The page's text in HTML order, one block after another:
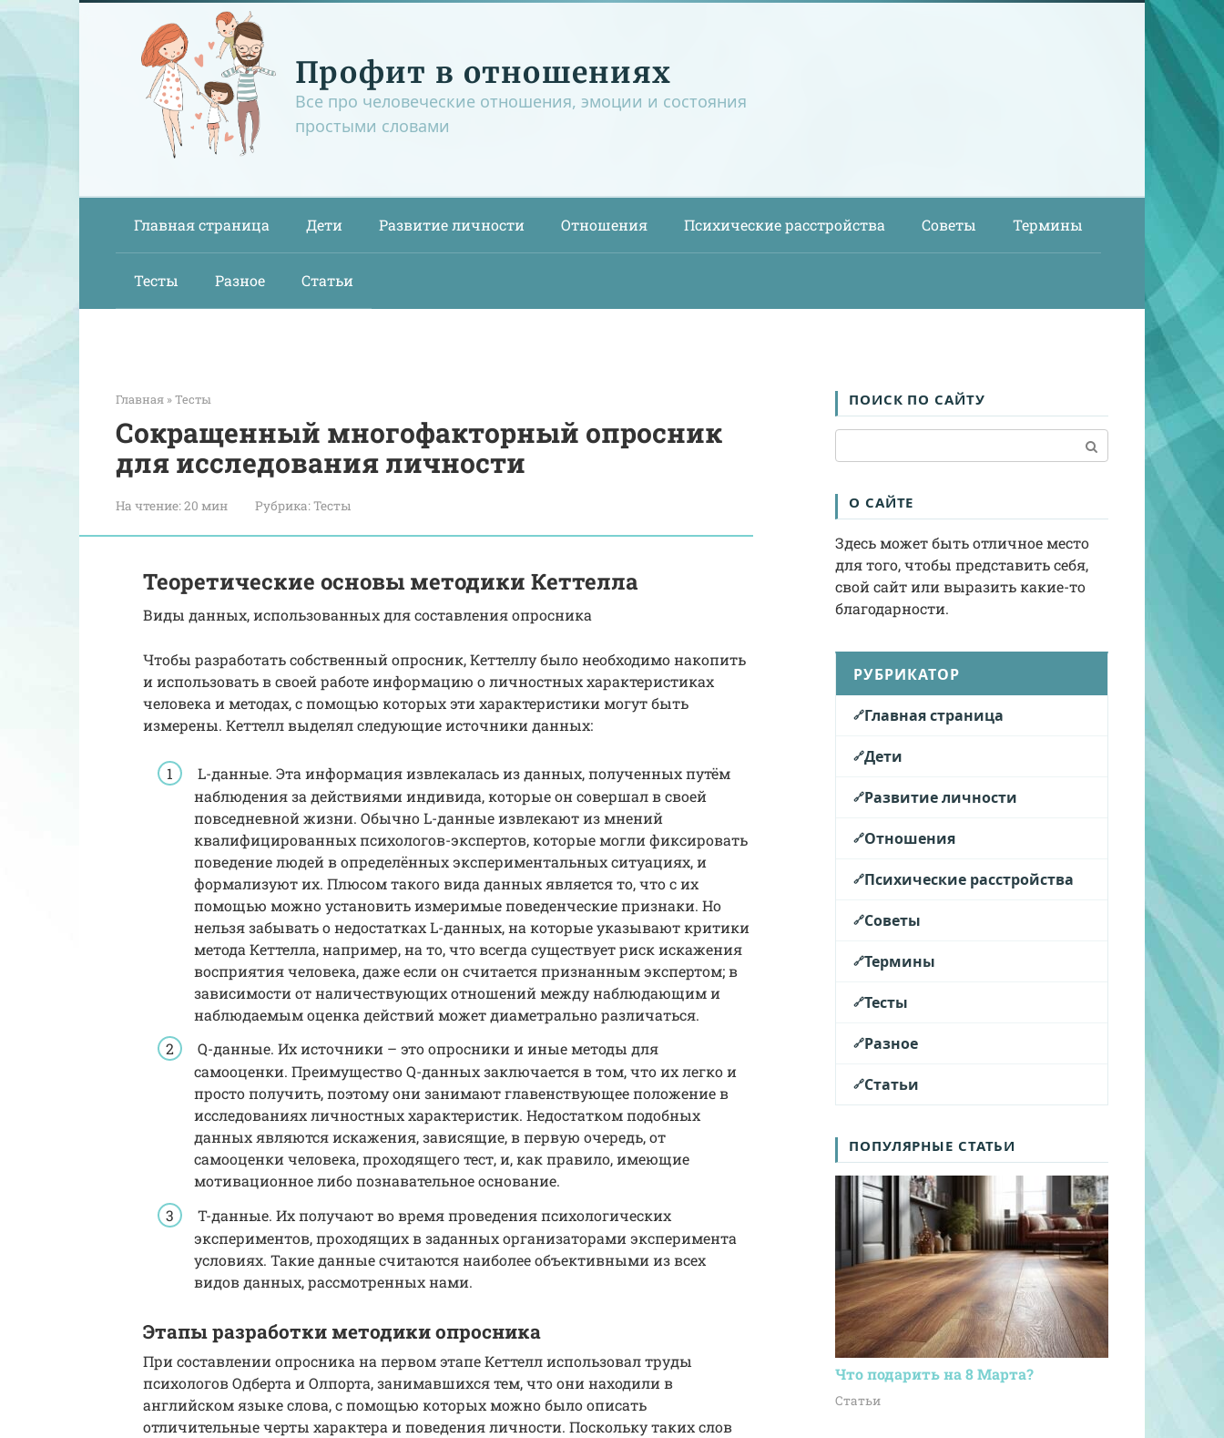
Перейти
Профит в отношениях
Все про человеческие отношения, эмоции и состояния
простыми словами
Главная страница Дети Развитие личности Отношения Психические расстройства Советы Термины
Тесты Разное Статьи
Главная »Тесты
Сокращенный многофакторный опросник
для исследования личности
На чтение:20 мин Рубрика:Тесты
Теоретические основы методики Кеттелла
Виды данных, использованных для составления опросника
Чтобы разработать собственный опросник, Кеттеллу было необходимо накопить
и использовать в своей работе информацию о личностных характеристиках
человека и методах, с помощью которых эти характеристики могут быть
измерены. Кеттелл выделял следующие источники данных:
L-данные. Эта информация извлекалась из данных, полученных путём
наблюдения за действиями индивида, которые он совершал в своей
повседневной жизни. Обычно L-данные извлекают из мнений
квалифицированных психологов-экспертов, которые могли фиксировать
поведение людей в определённых экспериментальных ситуациях, и
формализуют их. Плюсом такого вида данных является то, что с их
помощью можно установить измеримые поведенческие признаки. Но
нельзя забывать о недостатках L-данных, на которые указывают критики
метода Кеттелла, например, на то, что всегда существует риск искажения
восприятия человека, даже если он считается признанным экспертом; в
зависимости от наличествующих отношений между наблюдающим и
наблюдаемым оценка действий может диаметрально различаться.
Q-данные. Их источники – это опросники и иные методы для
самооценки. Преимущество Q-данных заключается в том, что их легко и
просто получить, поэтому они занимают главенствующее положение в
исследованиях личностных характеристик. Недостатком подобных
данных являются искажения, зависящие, в первую очередь, от
самооценки человека, проходящего тест, и, как правило, имеющие
мотивационное либо познавательное основание.
T-данные. Их получают во время проведения психологических
экспериментов, проходящих в заданных организаторами эксперимента
условиях. Такие данные считаются наиболее объективными из всех
видов данных, рассмотренных нами.
Этапы разработки методики опросника
При составлении опросника на первом этапе Кеттелл использовал труды
психологов Одберта и Олпорта, занимавшихся тем, что они находили в
английском языке слова, с помощью которых можно было описать
отличительные черты характера и поведения личности. Поскольку таких слов
ПОИСК ПО САЙТУ
О САЙТЕ
Здесь может быть отличное место
для того, чтобы представить себя,
свой сайт или выразить какие-то
благодарности.
РУБРИКАТОР
Главная страница
Дети
Развитие личности
Отношения
Психические расстройства
Советы
Термины
Тесты
Разное
Статьи
ПОПУЛЯРНЫЕ СТАТЬИ
Что подарить на 8 Марта?
Статьи